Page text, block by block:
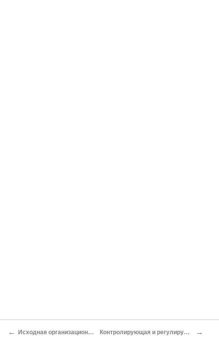
← Исходная организационная конфигурация Контролирующая и регулирующая функция стилей →